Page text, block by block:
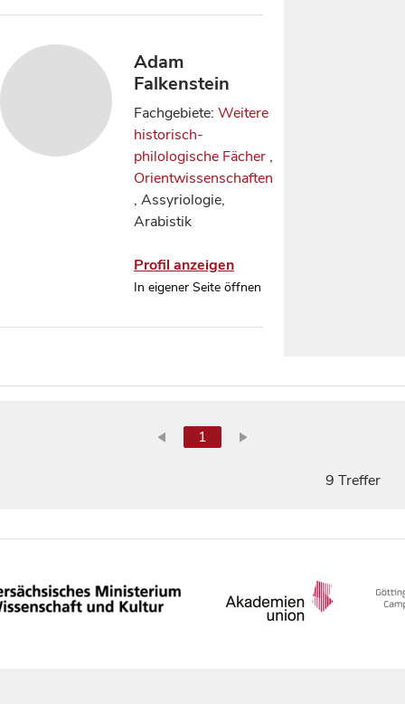
Adam
Falkenstein
Fachgebiete: Weitere
historisch-
philologische Fächer ,
Orientwissenschaften
, Assyriologie,
Arabistik
Profil anzeigen
In eigener Seite öffnen
1
9 Treffer